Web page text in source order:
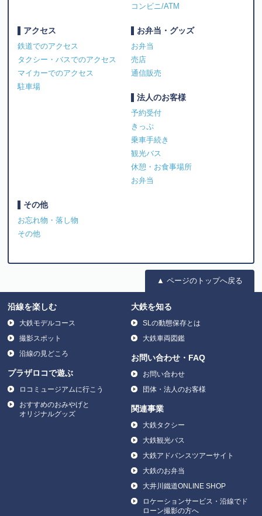
コンビニ/ATM
アクセス
鉄道でのアクセス
タクシー・バスでのアクセス
マイカーでのアクセス
駐車場
お弁当・グッズ
お弁当
売店
通信販売
法人のお客様
予約受付
きっぷ
乗車手続き
観光バス
休憩・お食事場所
お弁当
その他
お忘れ物・落し物
その他
▲ ページのトップへ戻る
沿線を楽しむ
大鉄モデルコース
撮影スポット
沿線の見どころ
プラザロコで遊ぶ
ロコミュージアムに行こう
おすすめのおみやげと
オリジナルグッズ
大鉄を知る
SLの動態保存とは
大鉄車両図鑑
お問い合わせ・FAQ
お問い合わせ
団体・法人のお客様
関連事業
大鉄タクシー
大鉄観光バス
大鉄アドバンスツアーサイト
大鉄のお弁当
大井川鐵道ONLINE SHOP
ロケーションサービス・沿線でド
ローン撮影の方へ